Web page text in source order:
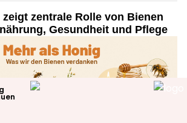
zentrale Rolle von Bienen
Gesundheit und Pflege